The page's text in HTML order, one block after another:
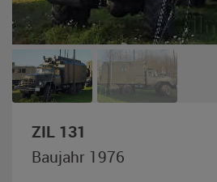
ZIL 131
Baujahr
1976,
Baujahr 1976